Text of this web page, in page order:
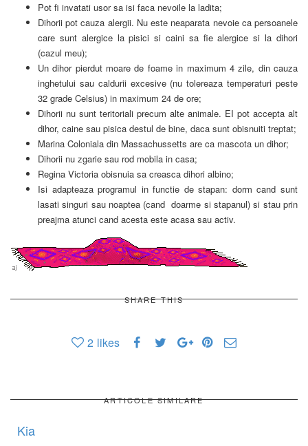
Pot fi invatati usor sa isi faca nevoile la ladita;
Dihorii pot cauza alergii. Nu este neaparata nevoie ca persoanele
care sunt alergice la pisici si caini sa fie alergice si la dihori
(cazul meu);
Un dihor pierdut moare de foame in maximum 4 zile, din cauza
inghetului sau caldurii excesive (nu tolereaza temperaturi peste
32 grade Celsius) in maximum 24 de ore;
Dihorii nu sunt teritoriali precum alte animale. EI pot accepta alt
dihor, caine sau pisica destul de bine, daca sunt obisnuiti treptat;
Marina Coloniala din Massachussetts are ca mascota un dihor;
Dihorii nu zgarie sau rod mobila in casa;
Regina Victoria obisnuia sa creasca dihori albino;
Isi adapteaza programul in functie de stapan: dorm cand sunt
lasati singuri sau noaptea (cand doarme si stapanul) si stau prin
preajma atunci cand acesta este acasa sau activ.
SHARE THIS
2 likes
ARTICOLE SIMILARE
Kia